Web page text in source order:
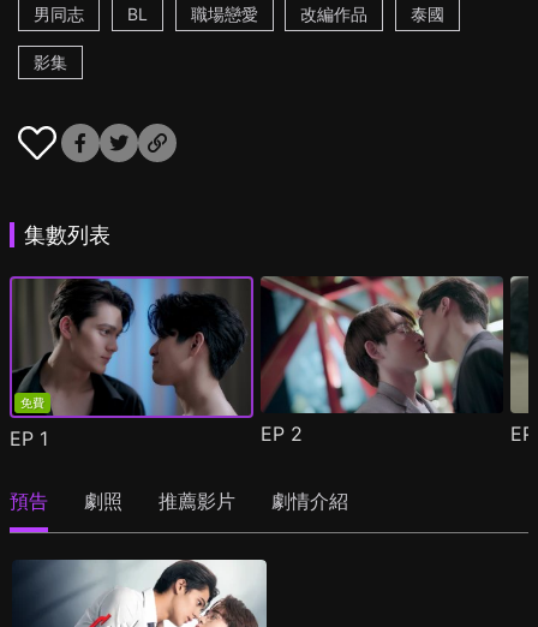
男同志
BL 職場戀愛 改編作品 泰國
影集
集數列表
免費
EP 1 EP 2
預告 劇照 推薦影片 劇情介紹